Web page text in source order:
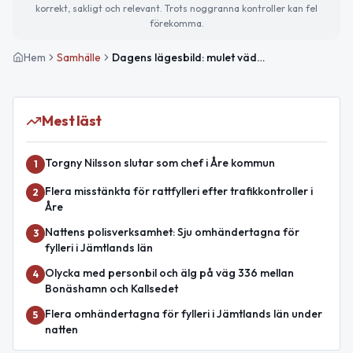
korrekt, sakligt och relevant. Trots noggranna kontroller kan fel
förekomma.
Hem Samhälle Dagens lägesbild: mulet väder och evenemang att boka
Mest läst
1 Torgny Nilsson slutar som chef i Åre kommun
2
Flera misstänkta för rattfylleri efter trafikkontroller i
Åre
3
Nattens polisverksamhet: Sju omhändertagna för
fylleri i Jämtlands län
4
Olycka med personbil och älg på väg 336 mellan
Bonäshamn och Kallsedet
5
Flera omhändertagna för fylleri i Jämtlands län under
natten